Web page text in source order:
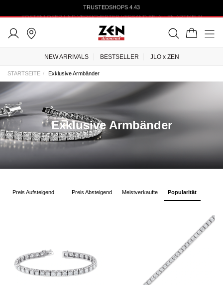
TRUSTEDSHOPS 4.43
NEW ARRIVALS BESTSELLER JLO x ZEN
STARTSEITE Exklusive Armbänder
Exklusive Armbänder
Preis Aufsteigend Preis Absteigend Meistverkaufte Popularität